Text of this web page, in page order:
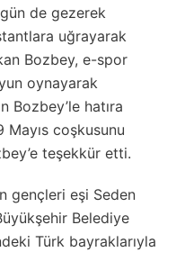
de gezerek
uğrayarak
Bozbey, e-spor
oynayarak
Bozbey’le hatıra
coşkusunu
teşekkür etti.
gençleri eşi Seden
Belediye
Türk bayraklarıyla